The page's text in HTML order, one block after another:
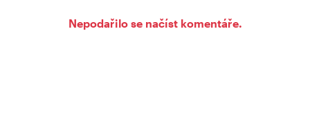
Nepodařilo se načíst komentáře.